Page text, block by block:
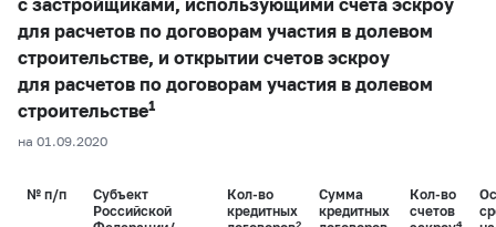
для расчетов по договорам участия в долевом
строительстве, и открытии счетов эскроу
для расчетов по договорам участия в долевом
строительстве1
на 01.09.2020
№ п/п
Субъект
Российской
Кол-во
кредитных
2
Сумма
кредитных
Кол-во
счетов
4